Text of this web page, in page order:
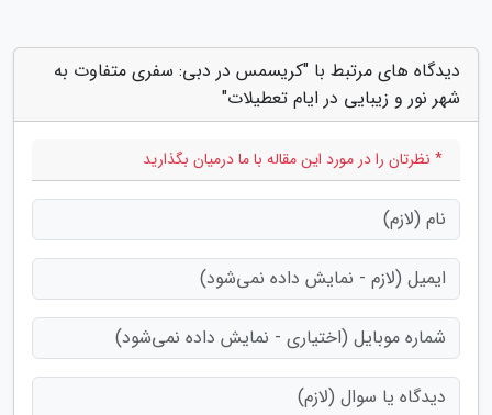
دیدگاه های مرتبط با "کریسمس در دبی: سفری متفاوت به
شهر نور و زیبایی در ایام تعطیلات"
* نظرتان را در مورد این مقاله با ما درمیان بگذارید